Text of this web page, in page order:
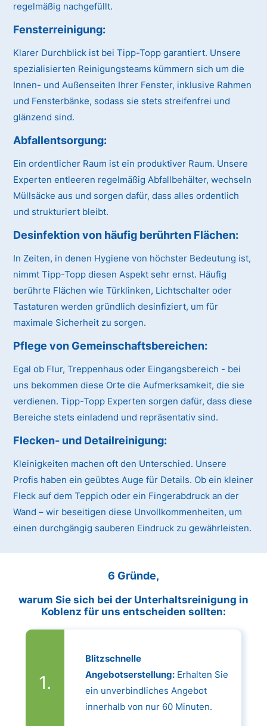
regelmäßig nachgefüllt.
Fensterreinigung:
Klarer Durchblick ist bei Tipp-Topp garantiert. Unsere
spezialisierten Reinigungsteams kümmern sich um die
Innen- und Außenseiten Ihrer Fenster, inklusive Rahmen
und Fensterbänke, sodass sie stets streifenfrei und
glänzend sind.
Abfallentsorgung:
Ein ordentlicher Raum ist ein produktiver Raum. Unsere
Experten entleeren regelmäßig Abfallbehälter, wechseln
Müllsäcke aus und sorgen dafür, dass alles ordentlich
und strukturiert bleibt.
Desinfektion von häufig berührten Flächen:
In Zeiten, in denen Hygiene von höchster Bedeutung ist,
nimmt Tipp-Topp diesen Aspekt sehr ernst. Häufig
berührte Flächen wie Türklinken, Lichtschalter oder
Tastaturen werden gründlich desinfiziert, um für
maximale Sicherheit zu sorgen.
Pflege von Gemeinschaftsbereichen:
Egal ob Flur, Treppenhaus oder Eingangsbereich - bei
uns bekommen diese Orte die Aufmerksamkeit, die sie
verdienen. Tipp-Topp Experten sorgen dafür, dass diese
Bereiche stets einladend und repräsentativ sind.
Flecken- und Detailreinigung:
Kleinigkeiten machen oft den Unterschied. Unsere
Profis haben ein geübtes Auge für Details. Ob ein kleiner
Fleck auf dem Teppich oder ein Fingerabdruck an der
Wand – wir beseitigen diese Unvollkommenheiten, um
einen durchgängig sauberen Eindruck zu gewährleisten.
6 Gründe,
warum Sie sich bei der Unterhaltsreinigung in
Koblenz für uns entscheiden sollten:
Blitzschnelle
Angebotserstellung:Erhalten Sie
ein unverbindliches Angebot
innerhalb von nur 60 Minuten.